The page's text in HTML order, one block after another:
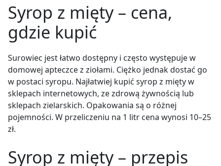
Syrop z mięty – cena,
gdzie kupić
Surowiec jest łatwo dostępny i często występuje w
domowej apteczce z ziołami. Ciężko jednak dostać go
w postaci syropu. Najłatwiej kupić syrop z mięty w
sklepach internetowych, ze zdrową żywnością lub
sklepach zielarskich. Opakowania są o różnej
pojemności. W przeliczeniu na 1 litr cena wynosi 10–25
zł.
Syrop z mięty – przepis